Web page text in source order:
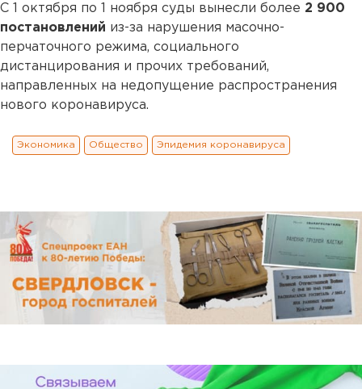
С 1 октября по 1 ноября суды вынесли более 2 900
постановлений из-за нарушения масочно-
перчаточного режима, социального
дистанцирования и прочих требований,
направленных на недопущение распространения
нового коронавируса.
Экономика Общество Эпидемия коронавируса